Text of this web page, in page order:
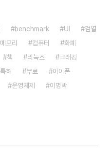
benchmark UI
검열
메모리 컴퓨터
화폐
책 리눅스
크래킹
특허 무료
아이폰
운영체제 이명박